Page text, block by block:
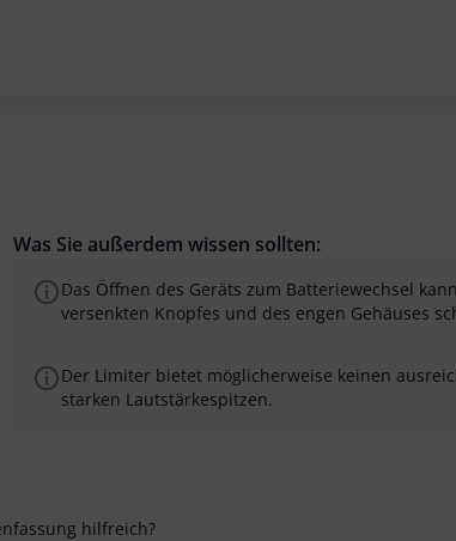
Was Sie außerdem wissen sollten:
Das Öffnen des Geräts zum Batteriewechsel
versenkten Knopfes und des engen Gehäuses
Der Limiter bietet möglicherweise keinen
starken Lautstärkespitzen.
hilfreich?